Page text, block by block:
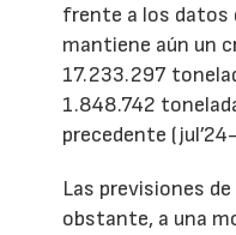
frente a los datos
mantiene aún un
17.233.297
1.848.742
precedente
Las previsiones
obstante, a una